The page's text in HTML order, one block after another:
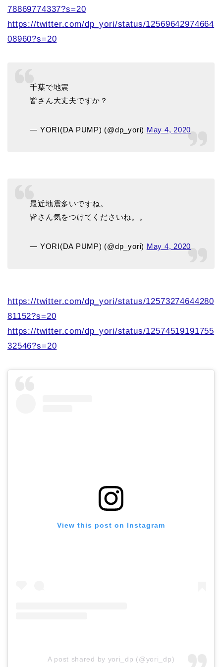
78869774337?s=20
https://twitter.com/dp_yori/status/12569642974664
08960?s=20
千葉で地震
皆さん大丈夫ですか？
— YORI(DA PUMP) (@dp_yori) May 4, 2020
最近地震多いですね。
皆さん気をつけてくださいね。。
— YORI(DA PUMP) (@dp_yori) May 4, 2020
https://twitter.com/dp_yori/status/12573274644280
81152?s=20
https://twitter.com/dp_yori/status/12574519191755
32546?s=20
View this post on Instagram
A post shared by yori_dp (@yori_dp)